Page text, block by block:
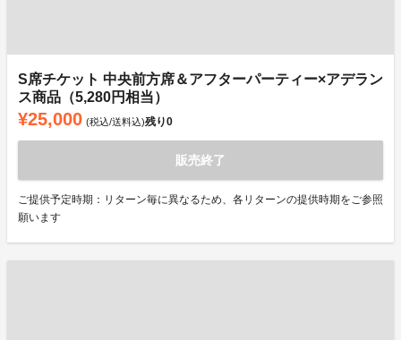
S席チケット 中央前方席＆アフターパーティー×アデラン
ス商品（5,280円相当）
¥25,000 (税込/送料込)残り0
販売終了
ご提供予定時期：リターン毎に異なるため、各リターンの提供時期をご参照
願います